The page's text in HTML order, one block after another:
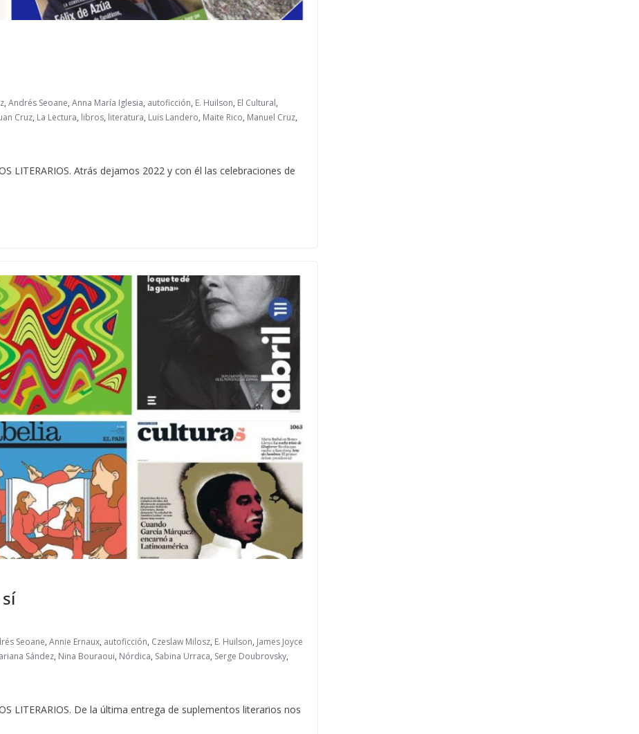
, Andrés Seoane, Anna María Iglesia, autoficción, E. Huilson, El Cultural,
Cruz, La Lectura, libros, literatura, Luis Landero, Maite Rico, Manuel Cruz,
LITERARIOS. Atrás dejamos 2022 y con él las celebraciones de
Seoane, Annie Ernaux, autoficción, Czeslaw Milosz, E. Huilson, James Joyce
Sández, Nina Bouraoui, Nórdica, Sabina Urraca, Serge Doubrovsky,
LITERARIOS. De la última entrega de suplementos literarios nos